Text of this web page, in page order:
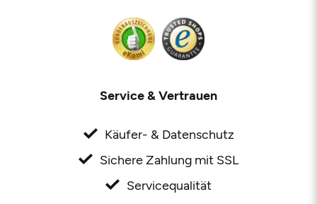
Service & Vertrauen
Käufer- & Datenschutz
Sichere Zahlung mit SSL
Servicequalität